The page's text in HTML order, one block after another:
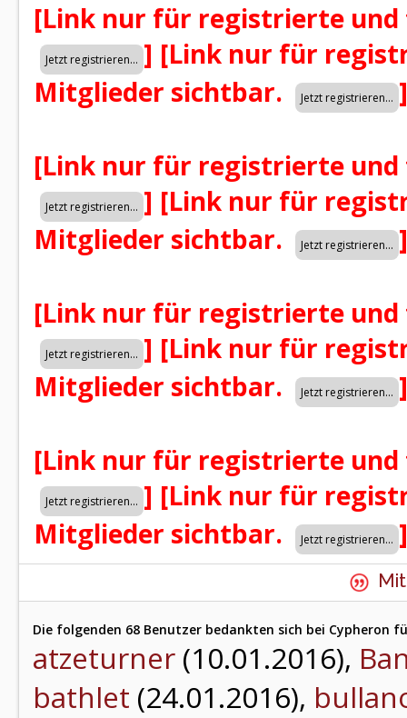
[Link nur für registrierte
] [Link nur für
Mitglieder sichtbar.
]
[Link nur für registrierte
] [Link nur für
Mitglieder sichtbar.
]
[Link nur für registrierte
] [Link nur für
Mitglieder sichtbar.
]
[Link nur für registrierte
] [Link nur für
Mitglieder sichtbar.
]
Die folgenden 68 Benutzer bedankten sich bei Cypheron
atzeturner (10.01.2016),
bathlet (24.01.2016),